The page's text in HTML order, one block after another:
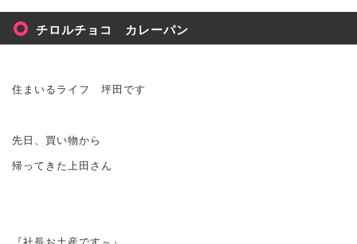
チロルチョコ カレーパン
住まいるライフ 坪田です
先日、買い物から
帰ってきた上田さん